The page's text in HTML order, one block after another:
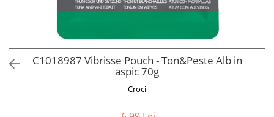
Hrana umeda
C1018987 Vibrisse Pouch - Ton&Peste Alb in
aspic 70g
Croci